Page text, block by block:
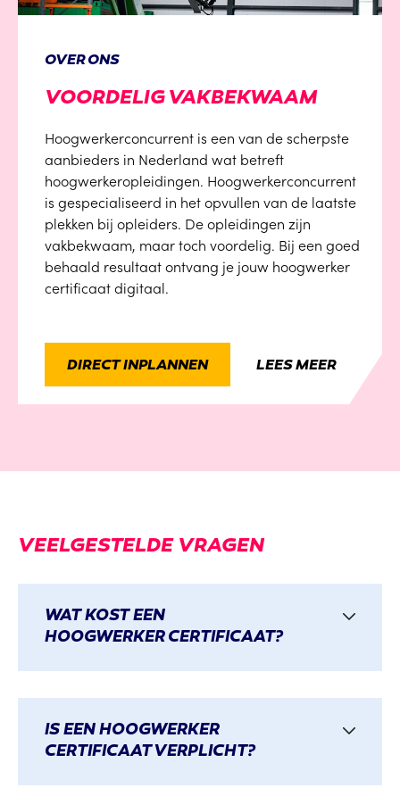
OVER ONS
VOORDELIG VAKBEKWAAM
Hoogwerkerconcurrent is een van de scherpste
aanbieders in Nederland wat betreft
hoogwerkeropleidingen. Hoogwerkerconcurrent
is gespecialiseerd in het opvullen van de laatste
plekken bij opleiders. De opleidingen zijn
vakbekwaam, maar toch voordelig. Bij een goed
behaald resultaat ontvang je jouw hoogwerker
certificaat digitaal.
DIRECT INPLANNEN LEES MEER
VEELGESTELDE VRAGEN
WAT KOST EEN
HOOGWERKER CERTIFICAAT?
IS EEN HOOGWERKER
CERTIFICAAT VERPLICHT?